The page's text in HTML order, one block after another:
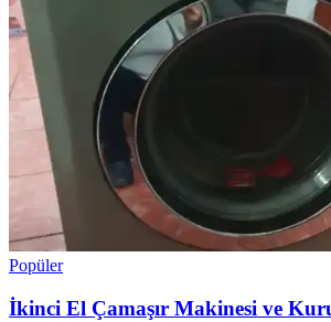
Popüler
İkinci El Çamaşır Makinesi ve